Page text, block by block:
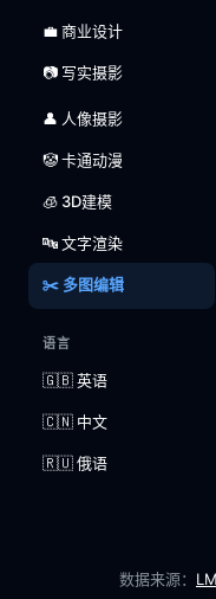
💼 商业设计
📷 写实摄影
👤 人像摄影
🤡 卡通动漫
🧊 3D建模
🔤 文字渲染
✂️ 多图编辑
语言
🇬🇧 英语
🇨🇳 中文
🇷🇺 俄语
数据来源：